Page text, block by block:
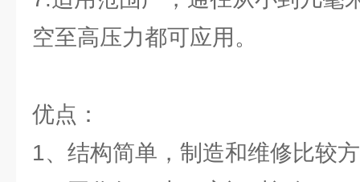
空至高压力都可应用。
优点：
1、结构简单，制造和维修比较